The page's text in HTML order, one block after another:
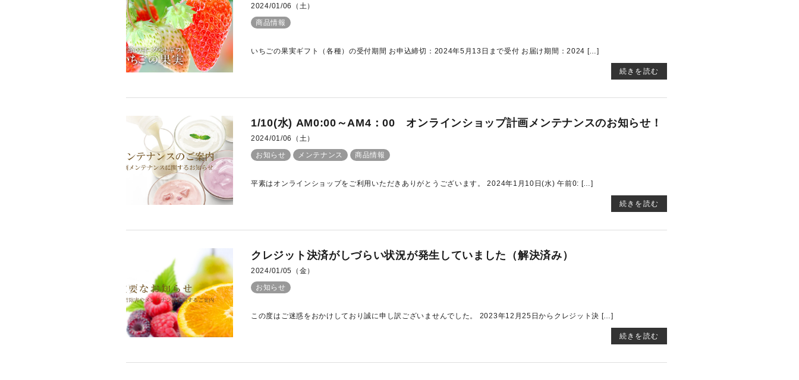
2024/01/06（土）
商品情報
いちごの果実ギフト（各種）の受付期間 お申込締切：2024年5月13日まで受付 お届け期間：2024 […]
続きを読む
1/10(水) AM0:00～AM4：00 オンラインショップ計画メンテナンスのお知らせ！
2024/01/06（土）
お知らせ
メンテナンス 商品情報
平素はオンラインショップをご利用いただきありがとうございます。 2024年1月10日(水) 午前0: […]
続きを読む
クレジット決済がしづらい状況が発生していました（解決済み）
2024/01/05（金）
お知らせ
この度はご迷惑をおかけしており誠に申し訳ございませんでした。 2023年12月25日からクレジット決 […]
続きを読む